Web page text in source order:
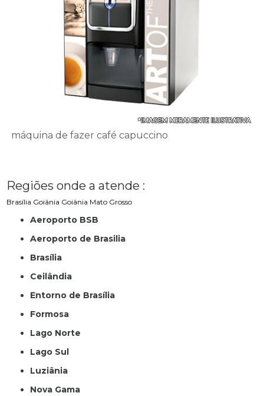
máquina de fazer café capuccino
Regiões onde a atende :
Brasília Goiânia Goiânia Mato Grosso
Aeroporto BSB
Aeroporto de Brasilia
Brasília
Ceilândia
Entorno de Brasília
Formosa
Lago Norte
Lago Sul
Luziânia
Nova Gama